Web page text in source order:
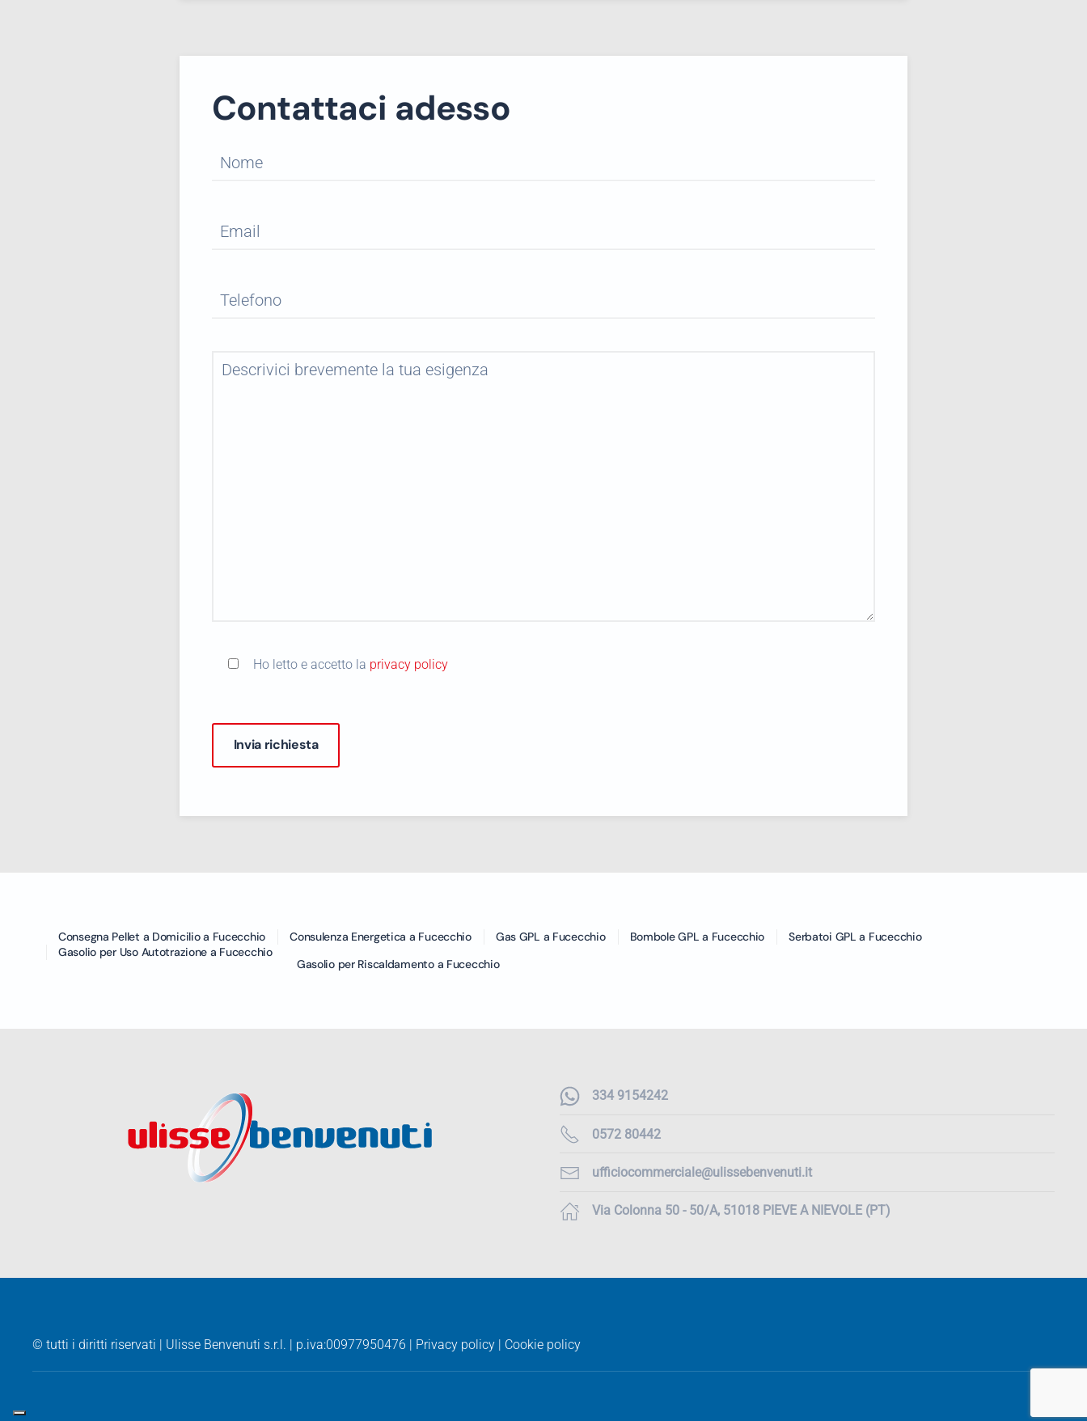
Contattaci adesso
Ho letto e accetto la privacy policy
Consegna Pellet a Domicilio a Fucecchio Consulenza Energetica a Fucecchio Gas GPL a Fucecchio Bombole GPL a Fucecchio
Serbatoi GPL a Fucecchio
Gasolio per Uso Autotrazione a Fucecchio
Gasolio per Riscaldamento a Fucecchio
334 9154242
0572 80442
ufficiocommerciale@ulissebenvenuti.it
Via Colonna 50 - 50/A, 51018 PIEVE A NIEVOLE (PT)
© tutti i diritti riservati | Ulisse Benvenuti s.r.l. | p.iva:00977950476 | Privacy policy | Cookie policy